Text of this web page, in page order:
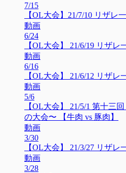
7/15
【OL大会】21/7/10 リザレ
動画
6/24
【OL大会】 21/6/19 リザレ
動画
6/16
【OL大会】 21/6/12 リザレ
動画
5/6
【OL大会】 21/5/1 第十三
の大会〜 【牛肉 vs 豚肉】
動画
3/30
【OL大会】 21/3/27 リザレ
動画
3/28